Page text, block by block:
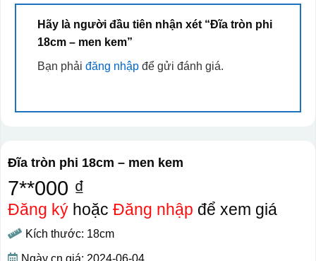
Hãy là người đầu tiên nhận xét “Đĩa tròn phi
18cm – men kem”
Bạn phải đăng nhậpđể gửi đánh giá.
Đĩa tròn phi 18cm – men kem
7**000 ₫
Đăng kýhoặc Đăng nhập để xem giá
Kích thước: 18cm
Ngày cn giá: 2024-06-04